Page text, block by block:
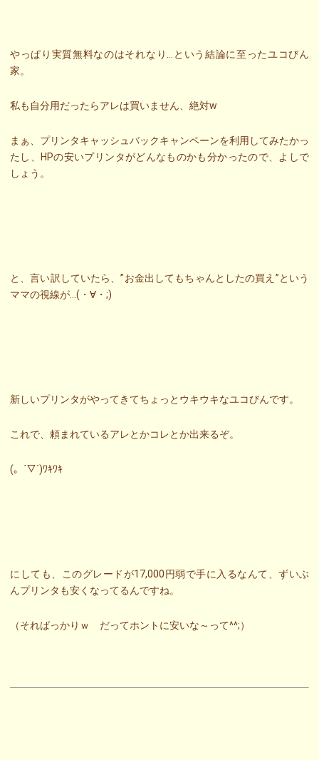
やっぱり実質無料なのはそれなり…という結論に至ったユコびん
家。
私も自分用だったらアレは買いません、絶対w
まぁ、プリンタキャッシュバックキャンペーンを利用してみたかっ
たし、HPの安いプリンタがどんなものかも分かったので、よしで
しょう。
と、言い訳していたら、”お金出してもちゃんとしたの買え”という
ママの視線が…(・∀・;)
新しいプリンタがやってきてちょっとウキウキなユコびんです。
これで、頼まれているアレとかコレとか出来るぞ。
(。´▽`)ﾜｷﾜｷ
にしても、このグレードが17,000円弱で手に入るなんて、ずいぶ
んプリンタも安くなってるんですね。
（そればっかりｗ だってホントに安いな～って^^;）